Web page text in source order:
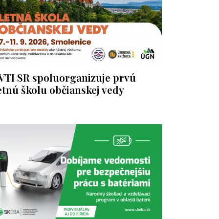
SR spoluorganizuje prvú
školu občianskej vedy